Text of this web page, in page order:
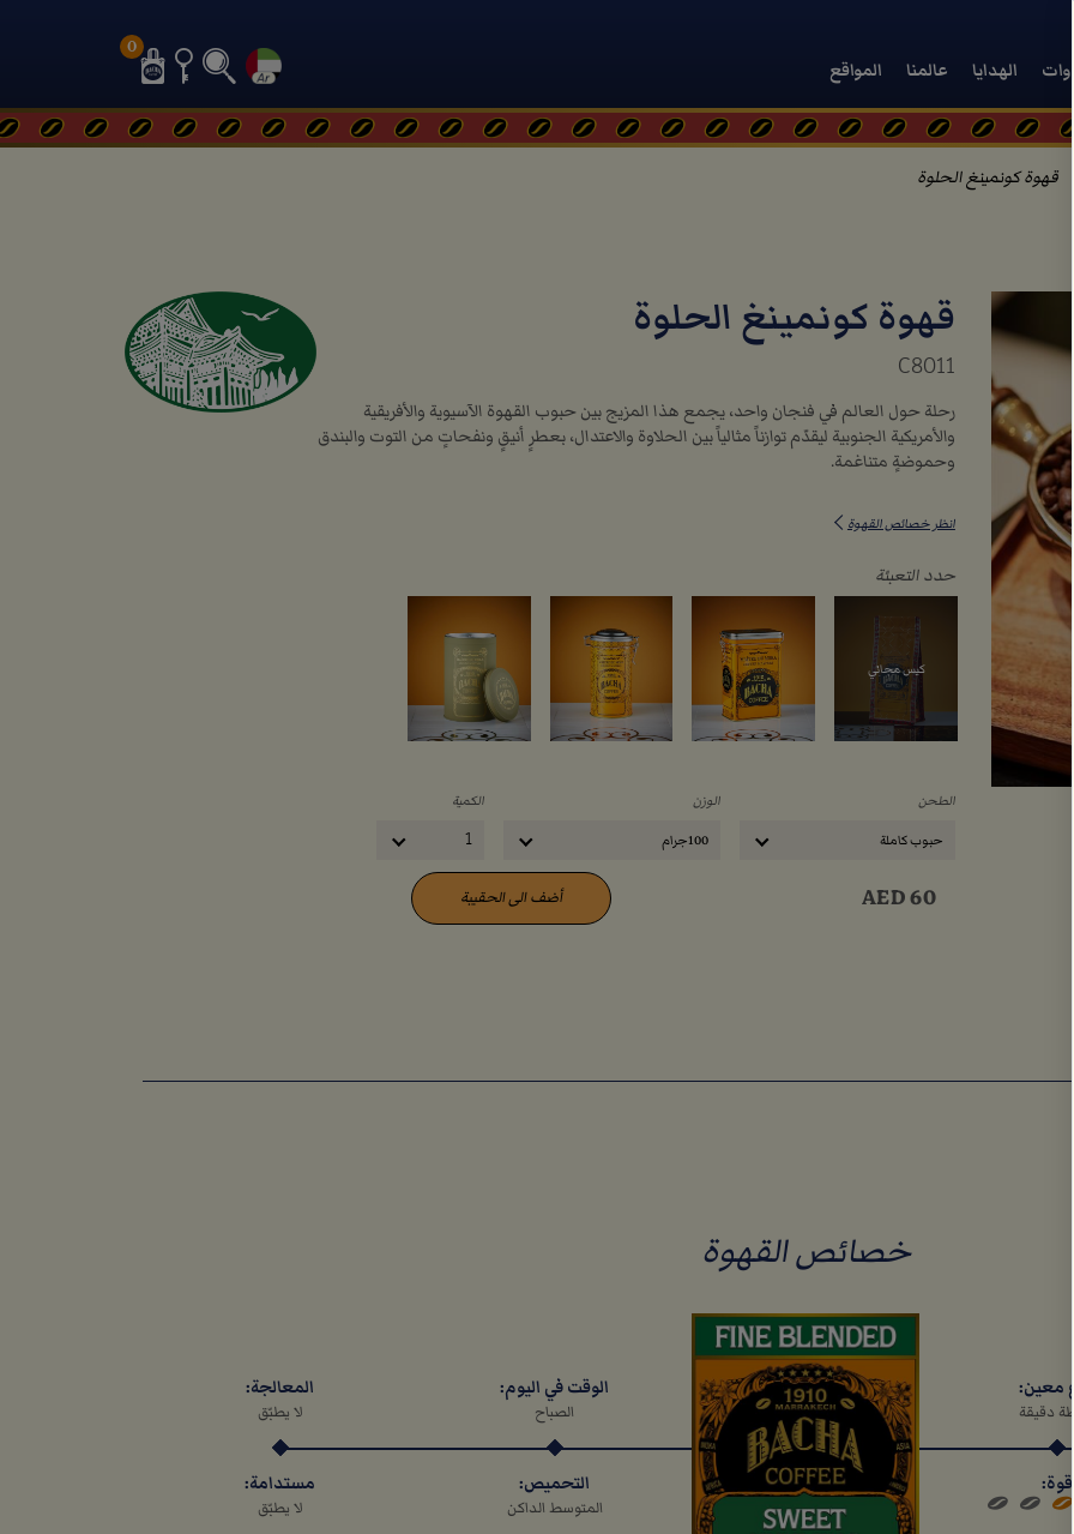
قهوة كونمينغ الحلوة
قهوة كونمينغ الحلوة
C8011
رحلة حول العالم في فنجان واحد، يجمع هذا المزيج بين حبوب القهوة الآسيوية والأفريقية
والأمريكية الجنوبية ليقدّم توازناً مثالياً بين الحلاوة والاعتدال، بعطرٍ أنيقٍ ونفحاتٍ من التوت والبندق
وحموضةٍ متناغمة.
انظر خصائص القهوة
حدد التعبئة
كيس مجاني
الطحن
حبوب كاملة
الوزن
100جرام
الكمية
1
AED60 أضف الى الحقيبة
خصائص القهوة
معين:
دقيقة
قوة:
الوقت في اليوم:
الصباح
التحميص:
المتوسط الداكن
المعالجة:
لا يطبّق
مستدامة:
لا يطبّق
الهدايا عالمنا المواقع
0